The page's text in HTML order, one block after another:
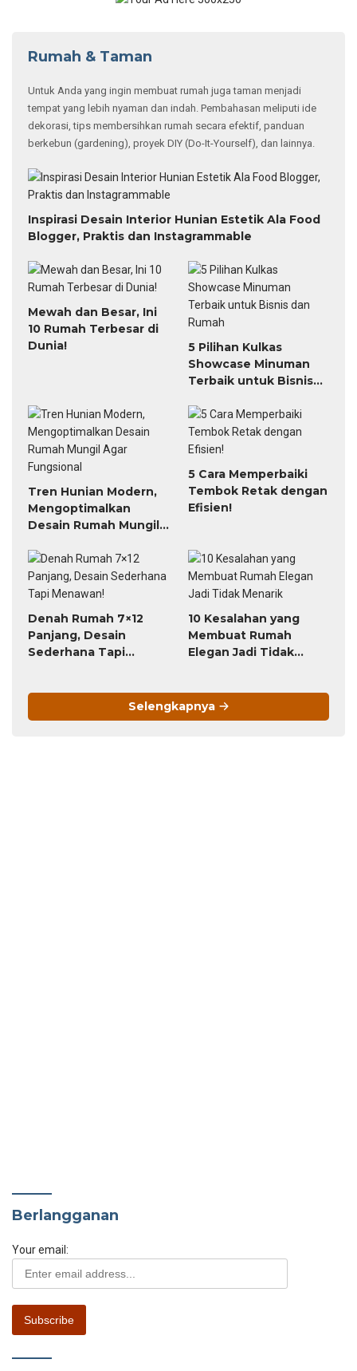
Rumah & Taman
Untuk Anda yang ingin membuat rumah juga taman menjadi
tempat yang lebih nyaman dan indah. Pembahasan meliputi ide
dekorasi, tips membersihkan rumah secara efektif, panduan
berkebun (gardening), proyek DIY (Do-It-Yourself), dan lainnya.
Inspirasi Desain Interior Hunian Estetik Ala Food
Blogger, Praktis dan Instagrammable
Mewah dan Besar, Ini
10 Rumah Terbesar di
Dunia!
5 Pilihan Kulkas
Showcase Minuman
Terbaik untuk Bisnis
Tren Hunian Modern,
Mengoptimalkan
Desain Rumah Mungil
5 Cara Memperbaiki
Tembok Retak dengan
Efisien!
Denah Rumah 7×12
Panjang, Desain
Sederhana Tapi
10 Kesalahan yang
Membuat Rumah
Elegan Jadi Tidak
Selengkapnya
Berlangganan
Your email: